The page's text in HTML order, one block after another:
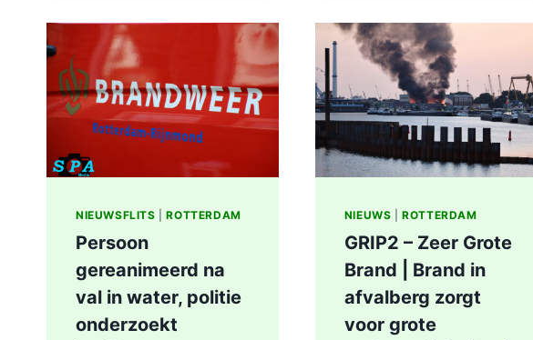
VAN
BRANDSTICHTING
NIEUWSFLITS |ROTTERDAM
Persoon
gereanimeerd na
val in water, politie
onderzoekt
NIEUWS |ROTTERDAM
GRIP2 – Zeer Grote
Brand | Brand in
afvalberg zorgt
voor grote